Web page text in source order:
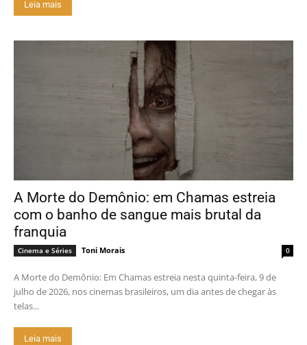
Leia mais
A Morte do Demônio: em Chamas estreia
com o banho de sangue mais brutal da
franquia
Cinema e Séries Toni Morais 0
A Morte do Demônio: Em Chamas estreia nesta quinta-feira, 9 de
julho de 2026, nos cinemas brasileiros, um dia antes de chegar às
telas...
Leia mais